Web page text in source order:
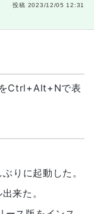
投稿 2023/12/05 12:31
Ctrl+Alt+Nで表
りに起動した。
来た。